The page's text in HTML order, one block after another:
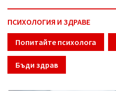
ПСИХОЛОГИЯ И ЗДРАВЕ
Попитайте психолога
Бъди здрав